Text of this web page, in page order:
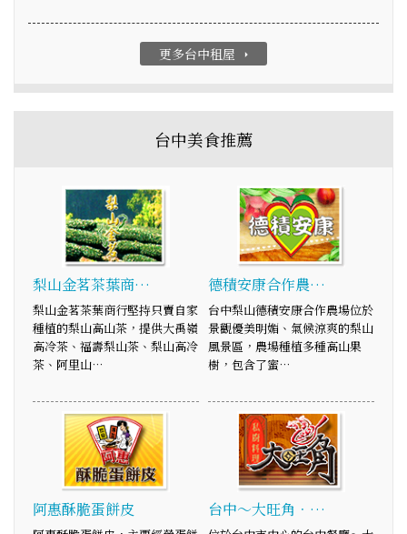
更多台中租屋 arrow_right
台中美食推薦
梨山金茗茶葉商…
梨山金茗茶葉商行堅持只賣自家
種植的梨山高山茶，提供大禹嶺
高冷茶、福壽梨山茶、梨山高冷
茶、阿里山…
德積安康合作農…
台中梨山德積安康合作農場位於
景觀優美明媚、氣候涼爽的梨山
風景區，農場種植多種高山果
樹，包含了蜜…
阿惠酥脆蛋餅皮 台中～大旺角．…